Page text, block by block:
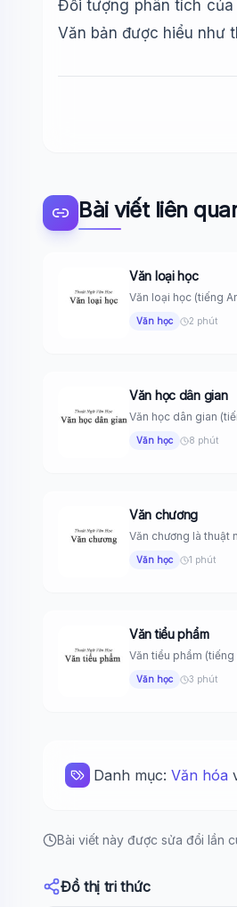
Đối tượng phân tích
Văn bản được hiểu như
Bài viết liên
Văn loại học
Văn loại học (tiếng
Văn học 2 phút
Văn học dân gian
Văn học dân gian
Văn học 8 phút
Văn chương
Văn chương là thuật
Văn học 1 phút
Văn tiểu phẩm
Văn tiểu phẩm
Văn học 3 phút
Danh mục: Văn hóa
Bài viết này được sửa đổi lần
Đồ thị tri thức